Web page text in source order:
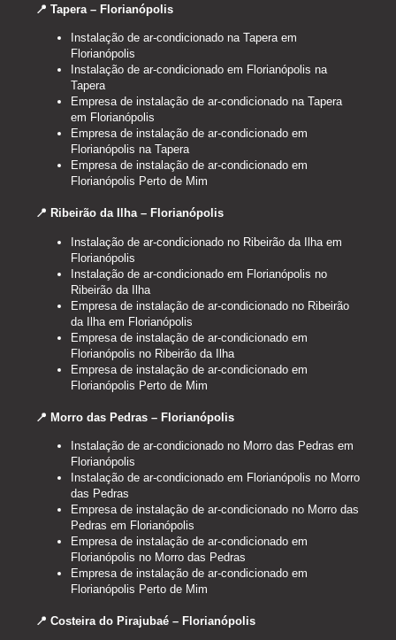
📍 Tapera – Florianópolis
Instalação de ar-condicionado na Tapera em
Florianópolis
Instalação de ar-condicionado em Florianópolis na
Tapera
Empresa de instalação de ar-condicionado na Tapera
em Florianópolis
Empresa de instalação de ar-condicionado em
Florianópolis na Tapera
Empresa de instalação de ar-condicionado em
Florianópolis Perto de Mim
📍 Ribeirão da Ilha – Florianópolis
Instalação de ar-condicionado no Ribeirão da Ilha em
Florianópolis
Instalação de ar-condicionado em Florianópolis no
Ribeirão da Ilha
Empresa de instalação de ar-condicionado no Ribeirão
da Ilha em Florianópolis
Empresa de instalação de ar-condicionado em
Florianópolis no Ribeirão da Ilha
Empresa de instalação de ar-condicionado em
Florianópolis Perto de Mim
📍 Morro das Pedras – Florianópolis
Instalação de ar-condicionado no Morro das Pedras em
Florianópolis
Instalação de ar-condicionado em Florianópolis no Morro
das Pedras
Empresa de instalação de ar-condicionado no Morro das
Pedras em Florianópolis
Empresa de instalação de ar-condicionado em
Florianópolis no Morro das Pedras
Empresa de instalação de ar-condicionado em
Florianópolis Perto de Mim
📍 Costeira do Pirajubaé – Florianópolis